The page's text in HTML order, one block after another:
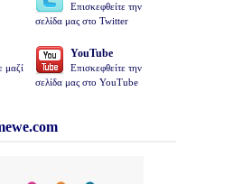
Επισκεφθείτε την
σελίδα μας στο Twitter
μαζί
YouTube
Επισκεφθείτε την
σελίδα μας στο YouTube